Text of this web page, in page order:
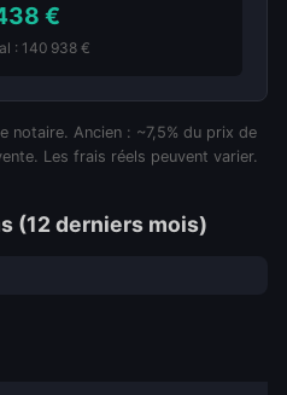
€
: 140 938 €
notaire. Ancien : ~7,5% du prix de
Les frais réels peuvent varier.
(12 derniers mois)